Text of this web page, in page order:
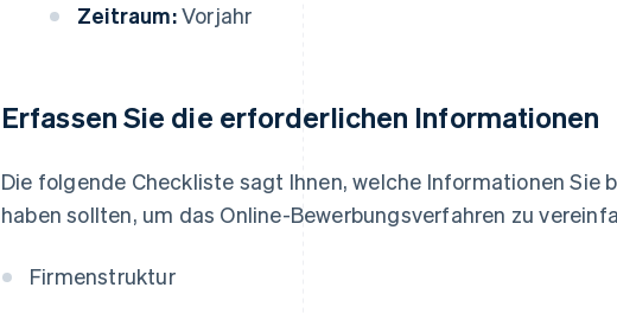
Zeitraum:Vorjahr
Erfassen Sie die erforderlichen Informationen
Die folgende Checkliste sagt Ihnen, welche Informationen Sie
haben sollten, um das Online-Bewerbungsverfahren zu
Firmenstruktur